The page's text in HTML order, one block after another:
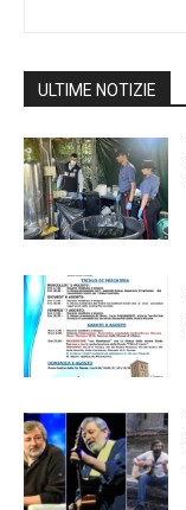
ULTIME NOTIZIE